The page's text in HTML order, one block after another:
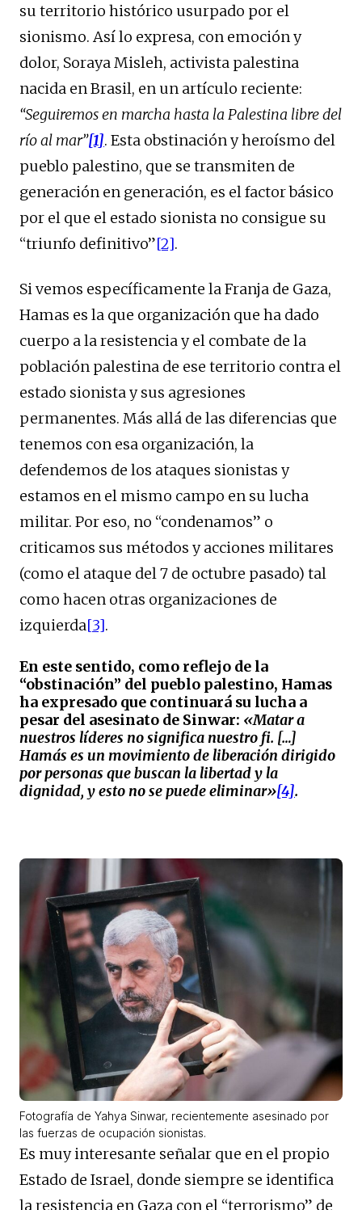
su territorio histórico usurpado por el
sionismo. Así lo expresa, con emoción y
dolor, Soraya Misleh, activista palestina
nacida en Brasil, en un artículo reciente:
“Seguiremos en marcha hasta la Palestina libre del
río al mar”[1]. Esta obstinación y heroísmo del
pueblo palestino, que se transmiten de
generación en generación, es el factor básico
por el que el estado sionista no consigue su
“triunfo definitivo”[2].
Si vemos específicamente la Franja de Gaza,
Hamas es la que organización que ha dado
cuerpo a la resistencia y el combate de la
población palestina de ese territorio contra el
estado sionista y sus agresiones
permanentes. Más allá de las diferencias que
tenemos con esa organización, la
defendemos de los ataques sionistas y
estamos en el mismo campo en su lucha
militar. Por eso, no “condenamos” o
criticamos sus métodos y acciones militares
(como el ataque del 7 de octubre pasado) tal
como hacen otras organizaciones de
izquierda[3].
En este sentido, como reflejo de la
“obstinación” del pueblo palestino, Hamas
ha expresado que continuará su lucha a
pesar del asesinato de Sinwar: «Matar a
nuestros líderes no significa nuestro fi. […]
Hamás es un movimiento de liberación dirigido
por personas que buscan la libertad y la
dignidad, y esto no se puede eliminar»[4].
Fotografía de Yahya Sinwar, recientemente asesinado por
las fuerzas de ocupación sionistas.
Es muy interesante señalar que en el propio
Estado de Israel, donde siempre se identifica
la resistencia en Gaza con el “terrorismo” de